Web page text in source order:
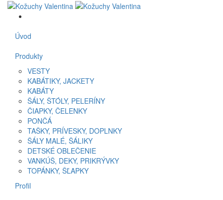
Úvod
Produkty
VESTY
KABÁTIKY, JACKETY
KABÁTY
ŠÁLY, ŠTÓLY, PELERÍNY
ČIAPKY, ČELENKY
PONČÁ
TAŠKY, PRÍVESKY, DOPLNKY
ŠÁLY MALÉ, ŠÁLIKY
DETSKÉ OBLEČENIE
VANKÚŠ, DEKY, PRIKRÝVKY
TOPÁNKY, ŠĽAPKY
Profil